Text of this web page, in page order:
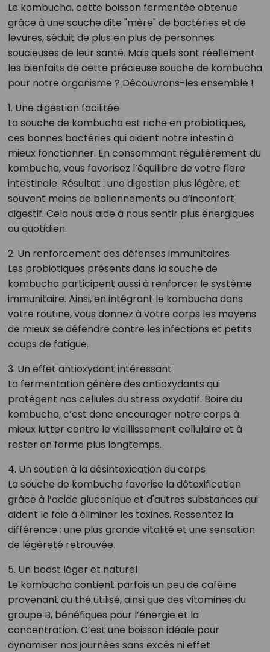
Le kombucha, cette boisson fermentée obtenue
grâce à une souche dite "mère" de bactéries et de
levures, séduit de plus en plus de personnes
soucieuses de leur santé. Mais quels sont réellement
les bienfaits de cette précieuse souche de kombucha
pour notre organisme ? Découvrons-les ensemble !
1. Une digestion facilitée
La souche de kombucha est riche en probiotiques,
ces bonnes bactéries qui aident notre intestin à
mieux fonctionner. En consommant régulièrement du
kombucha, vous favorisez l’équilibre de votre flore
intestinale. Résultat : une digestion plus légère, et
souvent moins de ballonnements ou d’inconfort
digestif. Cela nous aide à nous sentir plus énergiques
au quotidien.
2. Un renforcement des défenses immunitaires
Les probiotiques présents dans la souche de
kombucha participent aussi à renforcer le système
immunitaire. Ainsi, en intégrant le kombucha dans
votre routine, vous donnez à votre corps les moyens
de mieux se défendre contre les infections et petits
coups de fatigue.
3. Un effet antioxydant intéressant
La fermentation génère des antioxydants qui
protègent nos cellules du stress oxydatif. Boire du
kombucha, c’est donc encourager notre corps à
mieux lutter contre le vieillissement cellulaire et à
rester en forme plus longtemps.
4. Un soutien à la désintoxication du corps
La souche de kombucha favorise la détoxification
grâce à l’acide gluconique et d'autres substances qui
aident le foie à éliminer les toxines. Ressentez la
différence : une plus grande vitalité et une sensation
de légèreté retrouvée.
5. Un boost léger et naturel
Le kombucha contient parfois un peu de caféine
provenant du thé utilisé, ainsi que des vitamines du
groupe B, bénéfiques pour l’énergie et la
concentration. C’est une boisson idéale pour
dynamiser nos journées sans excès ni effet